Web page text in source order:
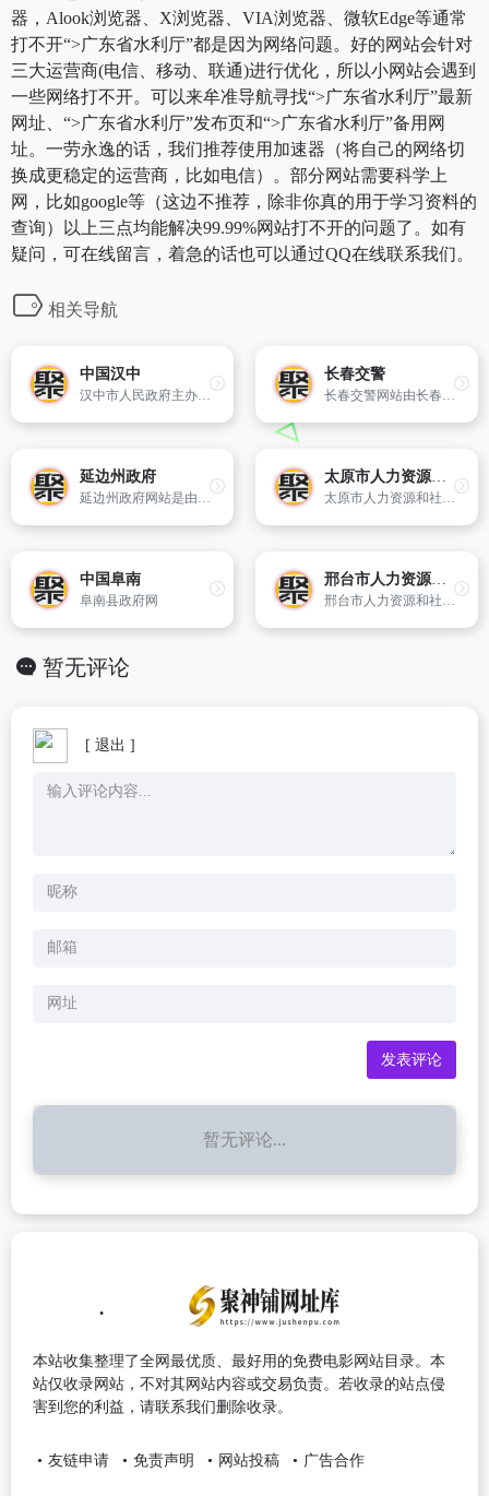
器，Alook浏览器、X浏览器、VIA浏览器、微软Edge等通常
打不开“>广东省水利厅”都是因为网络问题。好的网站会针对
三大运营商(电信、移动、联通)进行优化，所以小网站会遇到
一些网络打不开。可以来牟准导航寻找“>广东省水利厅”最新
网址、“>广东省水利厅”发布页和“>广东省水利厅”备用网
址。一劳永逸的话，我们推荐使用加速器（将自己的网络切
换成更稳定的运营商，比如电信）。部分网站需要科学上
网，比如google等（这边不推荐，除非你真的用于学习资料的
查询）以上三点均能解决99.99%网站打不开的问题了。如有
疑问，可在线留言，着急的话也可以通过QQ在线联系我们。
相关导航
中国汉中
汉中市人民政府主办网站
长春交警
长春交警网站由长春市公安局交通警察支队主办,由吉林电子商务中心协助开发,融服务性、宣传性、教育性为一体,大限度地为广大驾驶员及广大交通参与者提供新的道路交通信息及安全服务指南。
延边州政府
延边州政府网站是由吉林省延边朝鲜族自治州人民政府主办的综合性门户网站,是州政府对外宣传政治、经济和发展等各方面情况,服务百姓,服务企业,服务国内外人士的桥梁,也是全县各级政府机关公用的信息综合平台,以及州政府各部门、各区县子网站与公众联络和交流的门户。
太原市人力资源和社会保障局
太原市人力资源和社会保障局
中国阜南
阜南县政府网
邢台市人力资源和社会保障局
邢台市人力资源和社会保障局官方网站。
暂无评论
[ 退出 ]
暂无评论...
本站收集整理了全网最优质、最好用的免费电影网站目录。本
站仅收录网站，不对其网站内容或交易负责。若收录的站点侵
害到您的利益，请联系我们删除收录。
友链申请 免责声明 网站投稿 广告合作